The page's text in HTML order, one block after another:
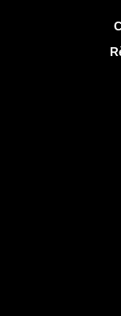
Plus d'infos sur